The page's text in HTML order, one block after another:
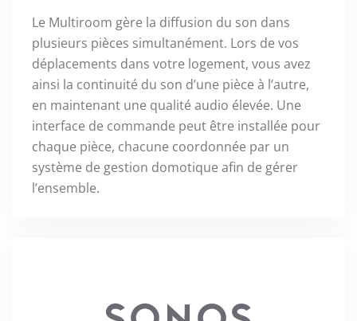
Le Multiroom gère la diffusion du son dans
plusieurs pièces simultanément. Lors de vos
déplacements dans votre logement, vous avez
ainsi la continuité du son d’une pièce à l’autre,
en maintenant une qualité audio élevée. Une
interface de commande peut être installée pour
chaque pièce, chacune coordonnée par un
système de gestion domotique afin de gérer
l’ensemble.